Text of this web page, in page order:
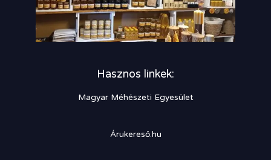
Hasznos linkek:
Magyar Méhészeti Egyesület
Árukereső.hu